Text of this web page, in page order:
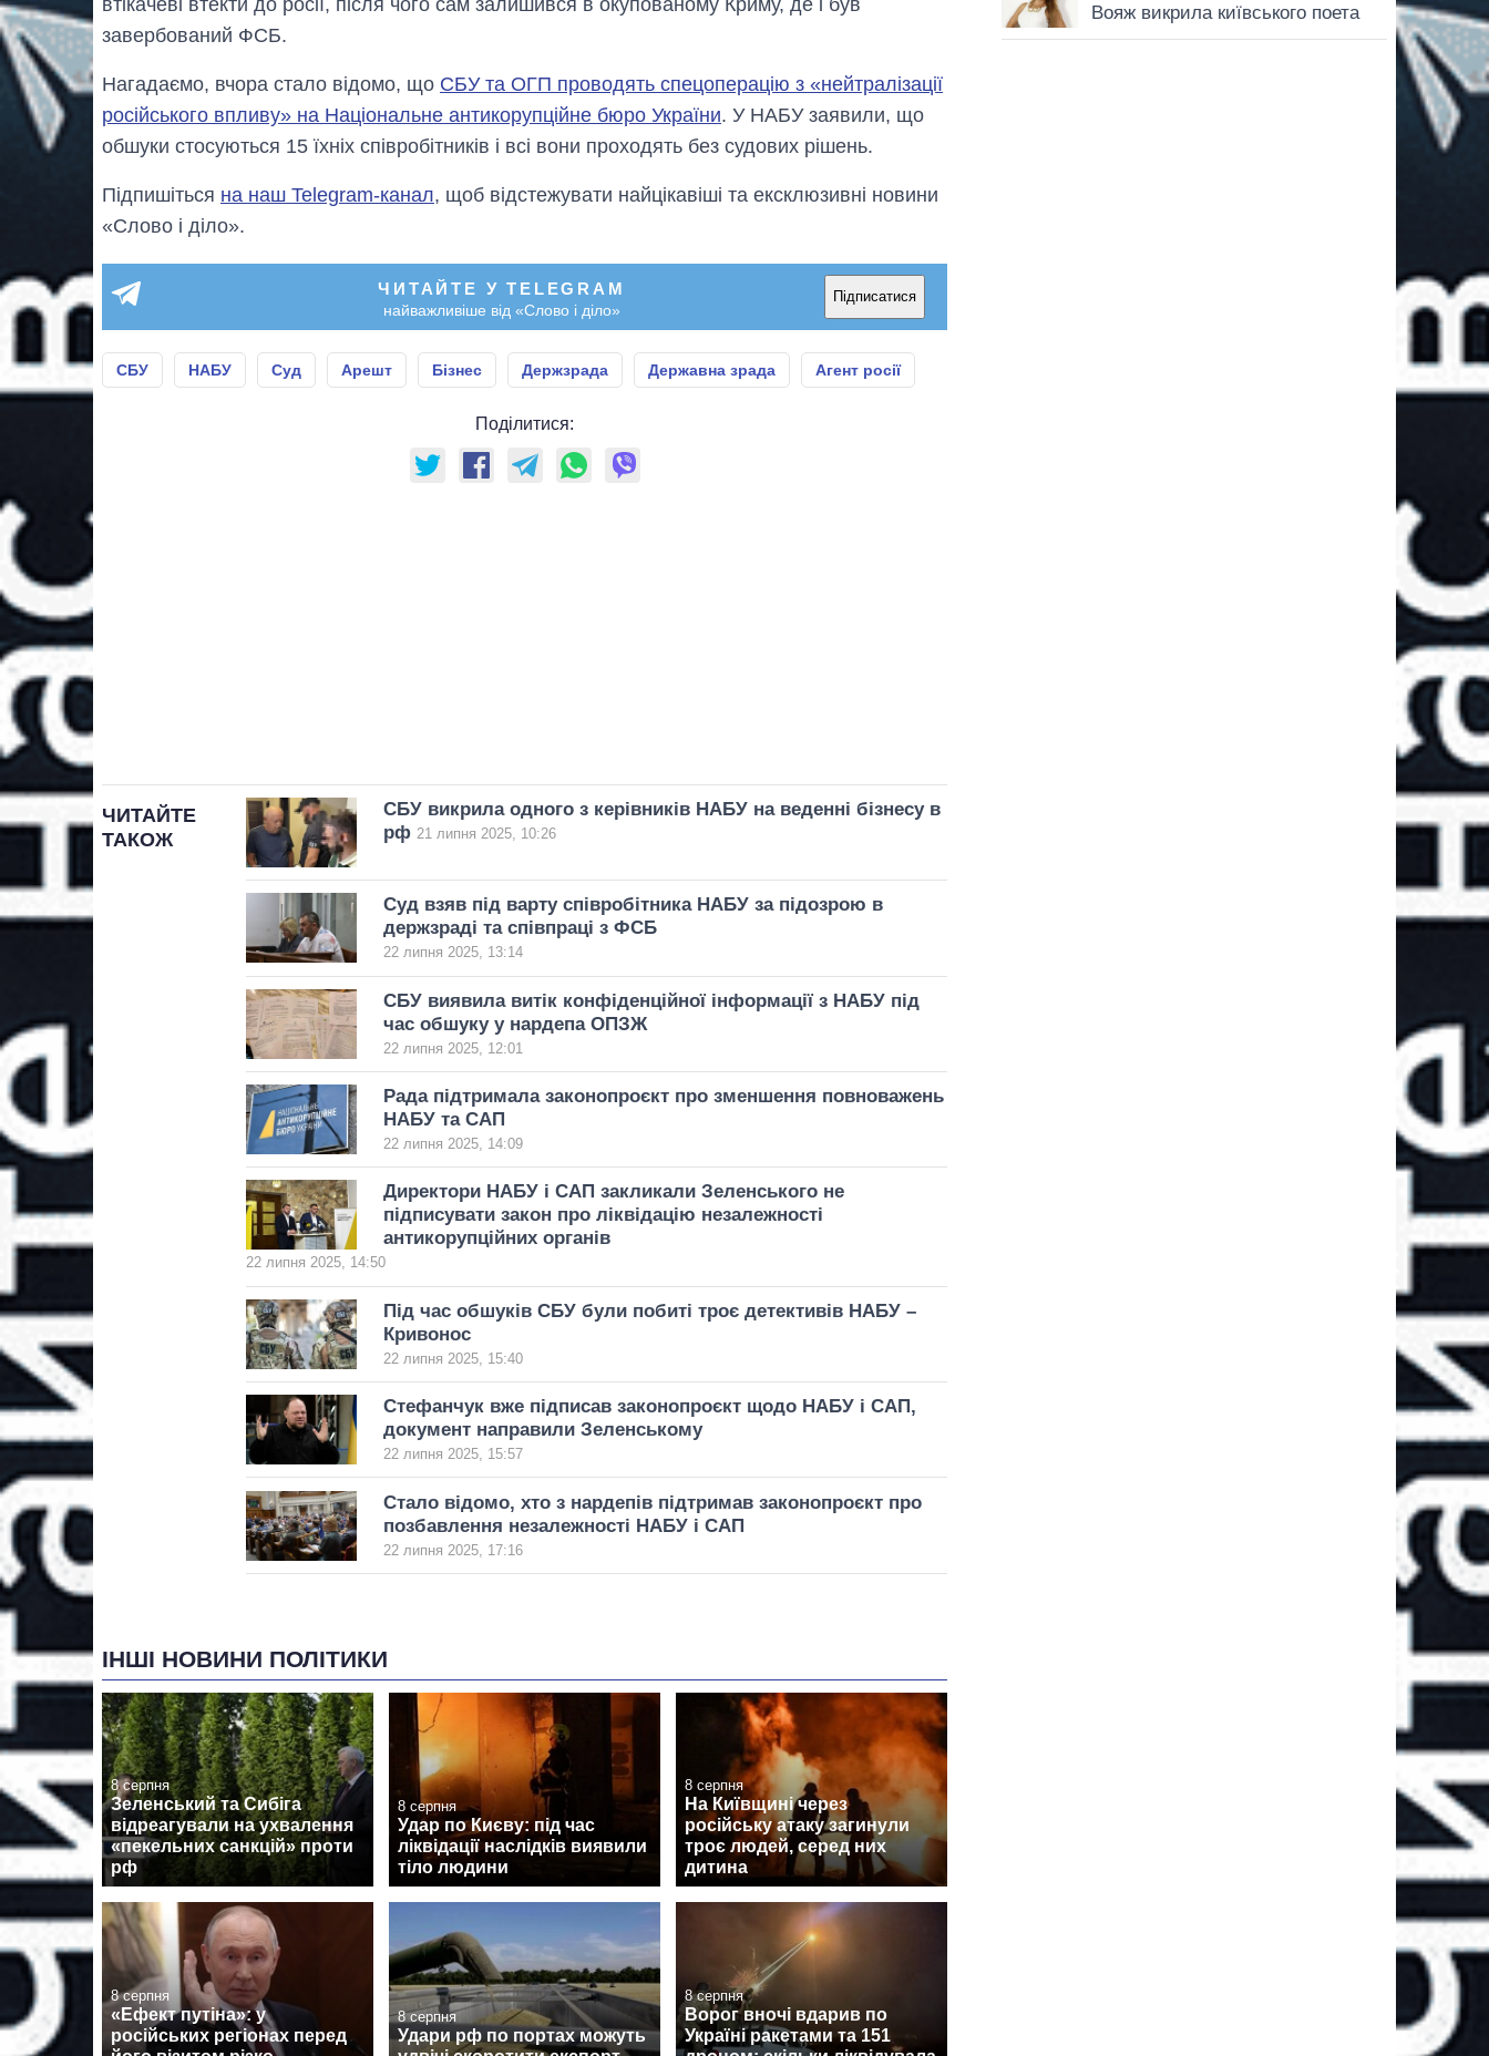
завербований ФСБ.
Нагадаємо, вчора стало відомо, що СБУ та ОГП проводять спецоперацію з «нейтралізації
російського впливу» на Національне антикорупційне бюро України. У НАБУ заявили, що
обшуки стосуються 15 їхніх співробітників і всі вони проходять без судових рішень.
Підпишіться на наш Telegram-канал, щоб відстежувати найцікавіші та ексклюзивні новини
«Слово і діло».
ЧИТАЙТЕ У TELEGRAM
найважливіше від «Слово і діло»
Підписатися
СБУ НАБУ Суд Арешт Бізнес Держзрада Державна зрада Агент росії
Поділитися:
ЧИТАЙТЕ
ТАКОЖ
СБУ викрила одного з керівників НАБУ на веденні бізнесу в
рф 21 липня 2025, 10:26
Суд взяв під варту співробітника НАБУ за підозрою в
держзраді та співпраці з ФСБ
22 липня 2025, 13:14
СБУ виявила витік конфіденційної інформації з НАБУ під
час обшуку у нардепа ОПЗЖ
22 липня 2025, 12:01
Рада підтримала законопроєкт про зменшення повноважень
НАБУ та САП
22 липня 2025, 14:09
Директори НАБУ і САП закликали Зеленського не
підписувати закон про ліквідацію незалежності
антикорупційних органів
22 липня 2025, 14:50
Під час обшуків СБУ були побиті троє детективів НАБУ –
Кривонос
22 липня 2025, 15:40
Стефанчук вже підписав законопроєкт щодо НАБУ і САП,
документ направили Зеленському
22 липня 2025, 15:57
Стало відомо, хто з нардепів підтримав законопроєкт про
позбавлення незалежності НАБУ і САП
22 липня 2025, 17:16
ІНШІ НОВИНИ ПОЛІТИКИ
8 серпня
Зеленський та Сибіга
відреагували на ухвалення
«пекельних санкцій» проти
рф
8 серпня
Удар по Києву: під час
ліквідації наслідків виявили
тіло людини
8 серпня
На Київщині через
російську атаку загинули
троє людей, серед них
дитина
8 серпня
«Ефект путіна»: у
російських регіонах перед
8 серпня
Удари рф по портах можуть
8 серпня
Ворог вночі вдарив по
Україні ракетами та 151